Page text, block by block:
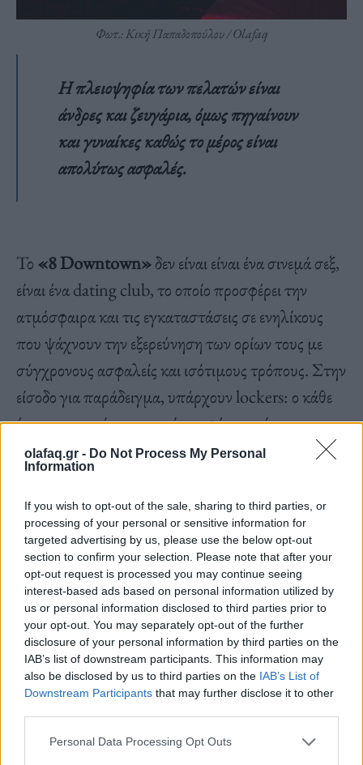
olafaq.gr - Do Not Process My Personal
Information
If you wish to opt-out of the sale, sharing to third parties, or
processing of your personal or sensitive information for
targeted advertising by us, please use the below opt-out
section to confirm your selection. Please note that after your
opt-out request is processed you may continue seeing
interest-based ads based on personal information utilized by
us or personal information disclosed to third parties prior to
your opt-out. You may separately opt-out of the further
disclosure of your personal information by third parties on the
IAB’s list of downstream participants. This information may
also be disclosed by us to third parties on the IAB’s List of
Downstream Participants that may further disclose it to other
Personal Data Processing Opt Outs
Φωτ.: Κική Παπαδοπούλου / Οlafaq
Η πλειοψηφία των πελατών είναι
άνδρες και ζευγάρια, όμως πηγαίνουν
και γυναίκες καθώς το μέρος είναι
απολύτως ασφαλές.
Το «8 Downtown»δεν είναι είναι ένα σινεμά σεξ,
είναι ένα dating club, το οποίο προσφέρει την
ατμόσφαιρα και τις εγκαταστάσεις σε ενηλίκους
που ψάχνουν την εξερεύνηση των ορίων τους με
σύγχρονους ασφαλείς και ισότιμους τρόπους. Στην
είσοδο για παράδειγμα, υπάρχουν lockers: ο κάθε
ένας που μπαίνει στον χώρο αφήνει εκεί τα
πράγματά του και κρατάει μόνο το κλειδί ώστε να
είναι απαλλαγμένος από την έννοια μην τα χάσει.
Να σημειωθεί ότι ο χώρος είναι πεντακάθαρος και
τα υλικά που έχουν επιλεχθεί για την κατασκευή
των καμπίνων είναι ειδικά ώστε να μπορούν να
καθαριστούν και να απολυμανθούν εύκολα. Σε
κάθε χώρο υπάρχει χαρτί και κάδος απορριμάτων
ενώ οι γυναικείες τουαλέτες ανοίγουν μόνο όταν
επισκεφθεί τον χώρο γυναίκα ή ζευγάρι.